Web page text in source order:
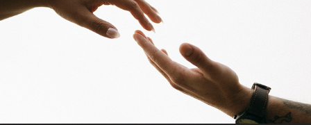
KAYLEIGH & GABRIEL
2026